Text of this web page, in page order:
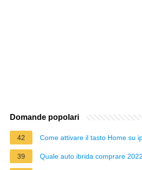
Domande popolari
42 Come attivare il tasto Home su
39 Quale auto ibrida comprare